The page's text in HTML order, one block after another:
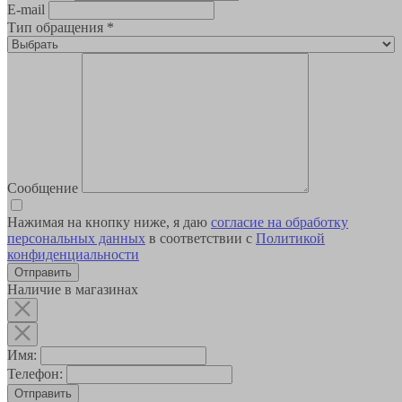
E-mail
Тип обращения *
Сообщение
Нажимая на кнопку ниже, я даю согласие на обработку
персональных данных в соответствии с Политикой
конфиденциальности
Наличие в магазинах
Имя:
Телефон:
Отправить